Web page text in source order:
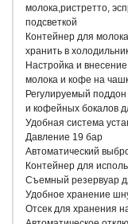
молока,ристретто,
подсветкой
Контейнер для
хранить в
Настройка и
молока и кофе на
Регулируемый
и кофейных бокалов
Удобная система
Давление 19 бар
Автоматический
Контейнер для
Съемный резервуар
Удобное хранение
Отсек для хранения